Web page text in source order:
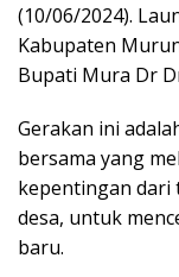
(10/06/2024).
Kabupaten
Bupati Mura Dr
Gerakan ini
bersama yang
kepentingan
desa, untuk
baru.